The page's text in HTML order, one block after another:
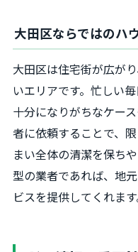
大田区ならではのハ
大田区は住宅街が広が
いエリアです。忙しい
十分になりがちなケー
者に依頼することで、
まい全体の清潔を保ち
型の業者であれば、地
ビスを提供してくれます